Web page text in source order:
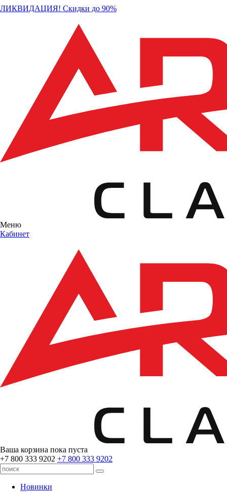
ЛИКВИДАЦИЯ! Скидки до 90%
Меню
Кабинет
Ваша корзина пока пуста
+7 800 333 9202 +7 800 333 9202
Новинки